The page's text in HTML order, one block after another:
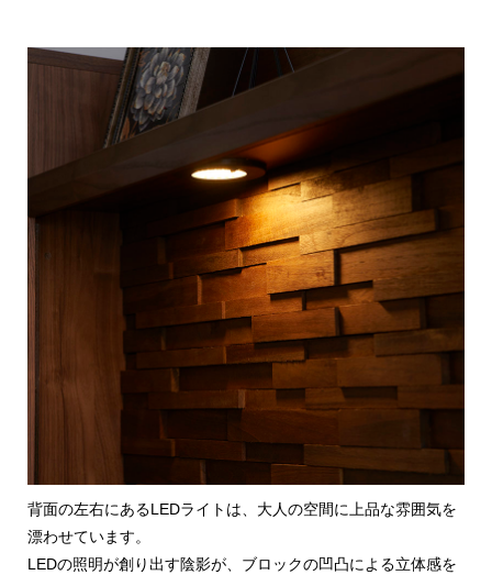
背面の左右にあるLEDライトは、大人の空間に上品な雰囲気を
漂わせています。
LEDの照明が創り出す陰影が、ブロックの凹凸による立体感を